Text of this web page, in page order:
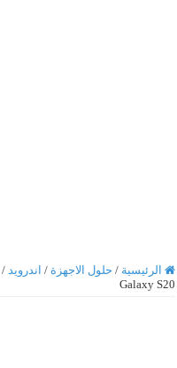
الرئيسية / حلول الاجهزة / اندرويد /
Galaxy S20